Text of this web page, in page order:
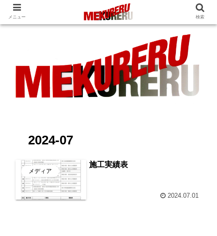
2024-07
メディア
施工実績表
2024.07.01
メニュー 検索